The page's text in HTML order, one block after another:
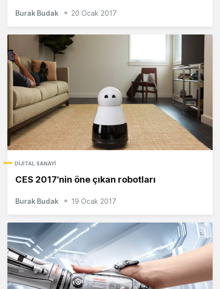
Burak Budak 20 Ocak 2017
DIJITAL SANAYI
CES 2017'nin öne çıkan robotları
Burak Budak 19 Ocak 2017